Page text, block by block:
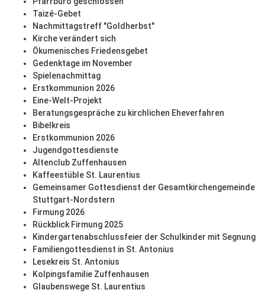
Taizé-Gebet
Nachmittagstreff "Goldherbst"
Kirche verändert sich
Ökumenisches Friedensgebet
Gedenktage im November
Spielenachmittag
Erstkommunion 2026
Eine-Welt-Projekt
Beratungsgespräche zu kirchlichen Eheverfahren
Bibelkreis
Erstkommunion 2026
Jugendgottesdienste
Altenclub Zuffenhausen
Kaffeestüble St. Laurentius
Gemeinsamer Gottesdienst der Gesamtkirchengemeinde
Stuttgart-Nordstern
Firmung 2026
Rückblick Firmung 2025
Kindergartenabschlussfeier der Schulkinder mit Segnung
Familiengottesdienst in St. Antonius
Lesekreis St. Antonius
Kolpingsfamilie Zuffenhausen
Glaubenswege St. Laurentius